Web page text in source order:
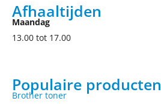
Afhaaltijden
Maandag
13.00 tot 17.00
Populaire producten
Brother toner